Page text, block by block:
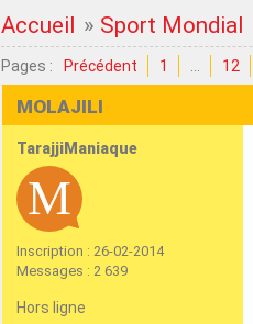
Accueil » Sport Mondial
Pages : Précédent 1 12
MOLAJILI
TarajjiManiaque
Inscription : 26-02-2014
Messages : 2 639
Hors ligne